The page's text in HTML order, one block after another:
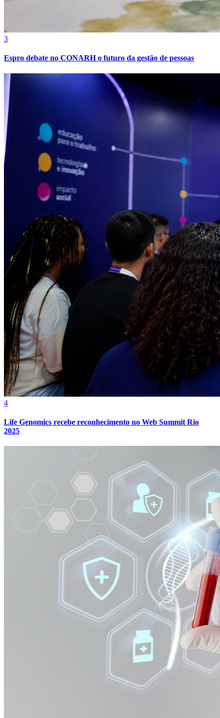
Botafogo
Grêmio
3
Espro debate no CONARH o futuro da gestão de pessoas
4
Life Genomics recebe reconhecimento no Web Summit Rio
2025